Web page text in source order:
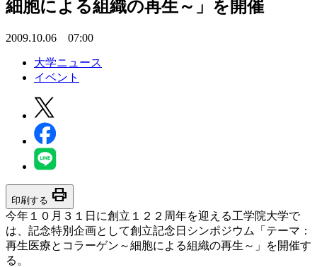
細胞による組織の再生～」を開催
2009.10.06 07:00
大学ニュース
イベント
印刷する print
今年１０月３１日に創立１２２周年を迎える工学院大学で
は、記念特別企画として創立記念日シンポジウム「テーマ：
再生医療とコラーゲン～細胞による組織の再生～」を開催す
る。